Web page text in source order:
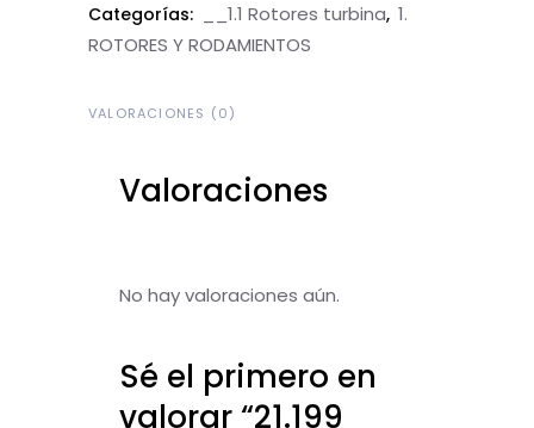
Categorías: __1.1 Rotores turbina, 1.
ROTORES Y RODAMIENTOS
VALORACIONES (0)
Valoraciones
No hay valoraciones aún.
Sé el primero en
valorar “21.199